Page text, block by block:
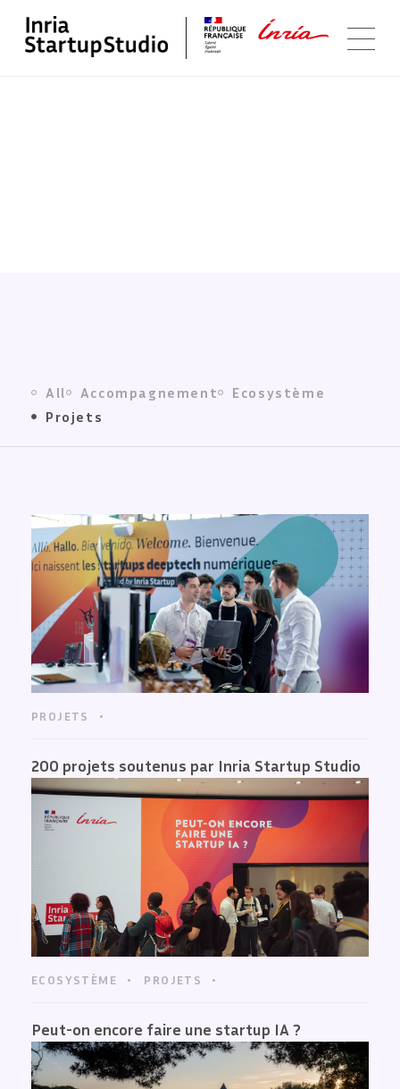
All Accompagnement
Ecosystème
Projets
PROJETS
200 projets soutenus par Inria Startup Studio
ECOSYSTÈME PROJETS
Peut-on encore faire une startup IA ?